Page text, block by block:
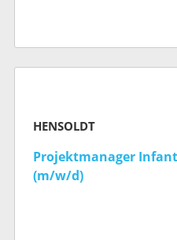
HENSOLDT
Projektmanager
(m/w/d)